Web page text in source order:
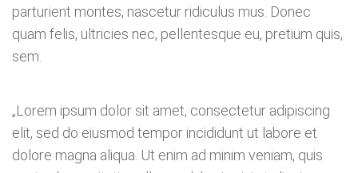
parturient montes, nascetur ridiculus mus. Donec
quam felis, ultricies nec, pellentesque eu, pretium quis,
sem.
„Lorem ipsum dolor sit amet, consectetur adipiscing
elit, sed do eiusmod tempor incididunt ut labore et
dolore magna aliqua. Ut enim ad minim veniam, quis